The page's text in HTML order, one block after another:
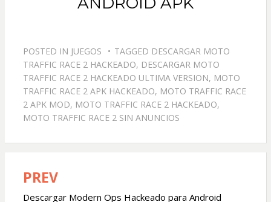
POSTED IN JUEGOS TAGGED DESCARGAR MOTO
TRAFFIC RACE 2 HACKEADO, DESCARGAR MOTO
TRAFFIC RACE 2 HACKEADO ULTIMA VERSION, MOTO
TRAFFIC RACE 2 APK HACKEADO, MOTO TRAFFIC RACE
2 APK MOD, MOTO TRAFFIC RACE 2 HACKEADO,
MOTO TRAFFIC RACE 2 SIN ANUNCIOS
Navegación
PREV
Descargar Modern Ops Hackeado para Android